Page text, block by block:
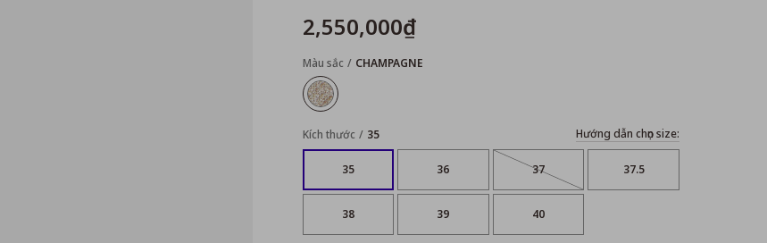
2,550,000₫
Màu sắc CHAMPAGNE
Kích thước 35 Hướng dẫn chọn size:
35 36 37 37.5
38 39 40